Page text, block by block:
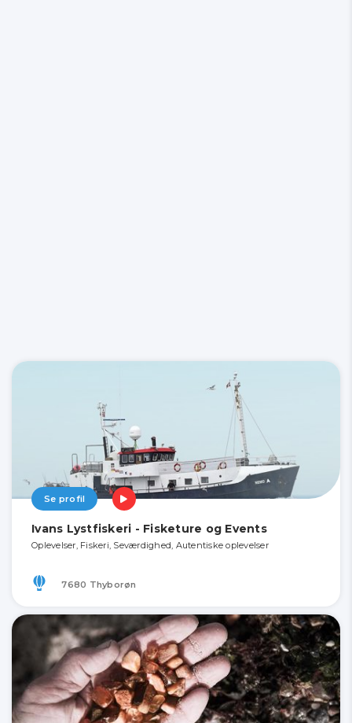
Se profil
Ivans Lystfiskeri - Fisketure og Events
Oplevelser, Fiskeri, Seværdighed, Autentiske oplevelser
7680 Thyborøn